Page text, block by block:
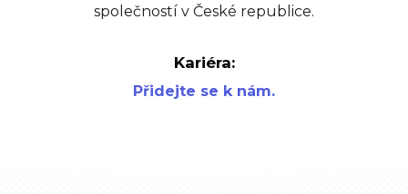
společností v České republice.
Kariéra:
Přidejte se k nám.